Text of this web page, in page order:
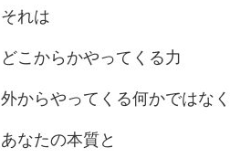
それは
どこからかやってくる力
外からやってくる何かではな
あなたの本質と